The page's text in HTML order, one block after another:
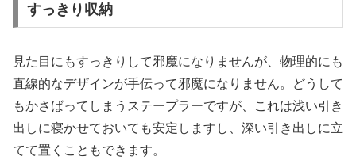
すっきり収納
見た目にもすっきりして邪魔になりませんが、物理的にも
直線的なデザインが手伝って邪魔になりません。どうして
もかさばってしまうステープラーですが、これは浅い引き
出しに寝かせておいても安定しますし、深い引き出しに立
てて置くこともできます。